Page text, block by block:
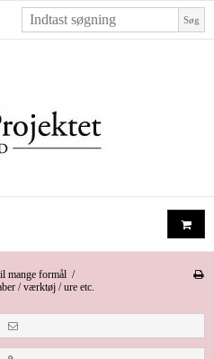
Søg
mange formål /
/ værktøj / ure etc.